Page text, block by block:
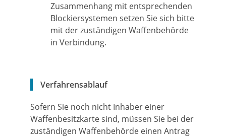
Zusammenhang mit entsprechenden
Blockiersystemen setzen Sie sich bitte
mit der zuständigen Waffenbehörde
in Verbindung.
Verfahrensablauf
Sofern Sie noch nicht Inhaber einer
Waffenbesitzkarte sind, müssen Sie bei der
zuständigen Waffenbehörde einen Antrag